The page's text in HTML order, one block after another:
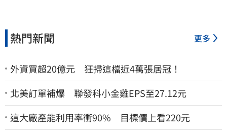
熱門新聞 更多
外資買超20億元 狂掃這檔近4萬張居冠！
北美訂單補爆 聯發科小金雞EPS至27.12元
這大廠產能利用率衝90% 目標價上看220元